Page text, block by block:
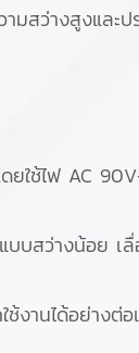
มสว่างสูงและป
ใช้ไฟ AC
บสว่างน้อย
งานได้อย่างต่